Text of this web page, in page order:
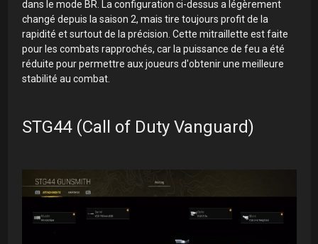
dans le mode BR. La configuration ci-dessus a légèrement
changé depuis la saison 2, mais tire toujours profit de la
rapidité et surtout de la précision. Cette mitraillette est faite
pour les combats rapprochés, car la puissance de feu a été
réduite pour permettre aux joueurs d'obtenir une meilleure
stabilité au combat.
STG44 (Call of Duty Vanguard)